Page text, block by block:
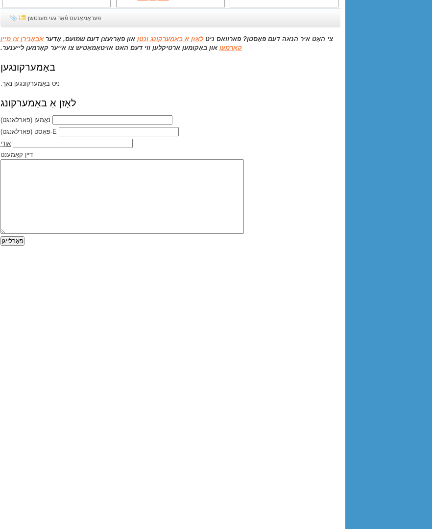
פעראָמאָנעס פֿאַר געי מענטשן
צי האָט איר הנאה דעם פּאָסטן? פארוואס ניטלאָזן אַ באַמערקונג ונטן און פאָרזעצן דעם שמועס, אָדער אַבאָנירן צו מיין
קאָרמען און באַקומען ארטיקלען ווי דעם האט אויטאָמאַטיש צו אייער קאָרמען לייענער.
באַמערקונגען
ניט באַמערקונגען נאָך.
לאָזן אַ באַמערקונג
נאָמען (פארלאנגט)
E-פּאָסט
(פארלאנגט)
אורי
דיין קאַמענט